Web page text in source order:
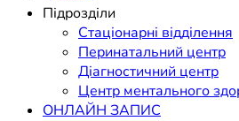
Підрозділи
Стаціонарні відділення
Перинатальний центр
Діагностичний центр
Центр ментального
ОНЛАЙН ЗАПИС